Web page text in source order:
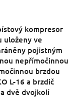
kompresor
uloženy ve
pojistným
nepřímočinnou
brzdou
L-16 a brzdič
dvě dvojkolí